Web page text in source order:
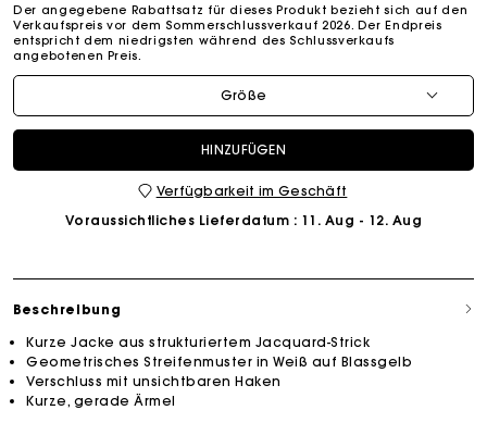
Der angegebene Rabattsatz für dieses Produkt bezieht sich auf den
Verkaufspreis vor dem Sommerschlussverkauf 2026. Der Endpreis
entspricht dem niedrigsten während des Schlussverkaufs
angebotenen Preis.
Größe
HINZUFÜGEN
Verfügbarkeit im Geschäft
Voraussichtliches Lieferdatum : 11. Aug - 12. Aug
Beschreibung
Kurze Jacke aus strukturiertem Jacquard-Strick
Geometrisches Streifenmuster in Weiß auf Blassgelb
Verschluss mit unsichtbaren Haken
Kurze, gerade Ärmel